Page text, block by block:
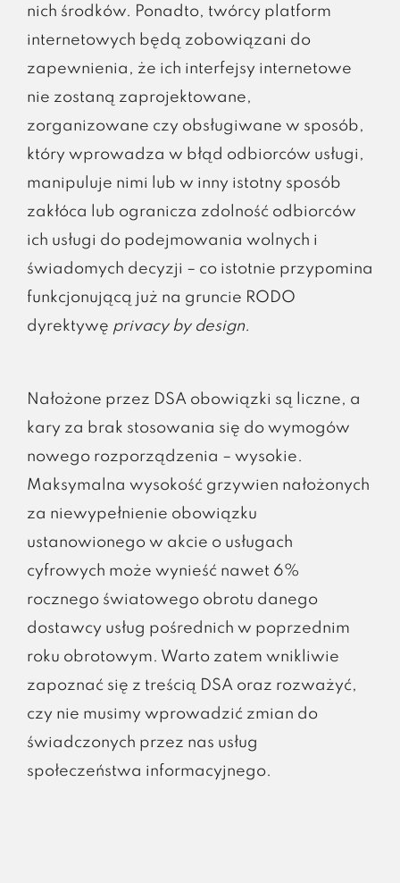
nich środków. Ponadto, twórcy platform
internetowych będą zobowiązani do
zapewnienia, że ich interfejsy internetowe
nie zostaną zaprojektowane,
zorganizowane czy obsługiwane w sposób,
który wprowadza w błąd odbiorców usługi,
manipuluje nimi lub w inny istotny sposób
zakłóca lub ogranicza zdolność odbiorców
ich usługi do podejmowania wolnych i
świadomych decyzji – co istotnie przypomina
funkcjonującą już na gruncie RODO
dyrektywę privacy by design.
Nałożone przez DSA obowiązki są liczne, a
kary za brak stosowania się do wymogów
nowego rozporządzenia – wysokie.
Maksymalna wysokość grzywien nałożonych
za niewypełnienie obowiązku
ustanowionego w akcie o usługach
cyfrowych może wynieść nawet 6%
rocznego światowego obrotu danego
dostawcy usług pośrednich w poprzednim
roku obrotowym. Warto zatem wnikliwie
zapoznać się z treścią DSA oraz rozważyć,
czy nie musimy wprowadzić zmian do
świadczonych przez nas usług
społeczeństwa informacyjnego.